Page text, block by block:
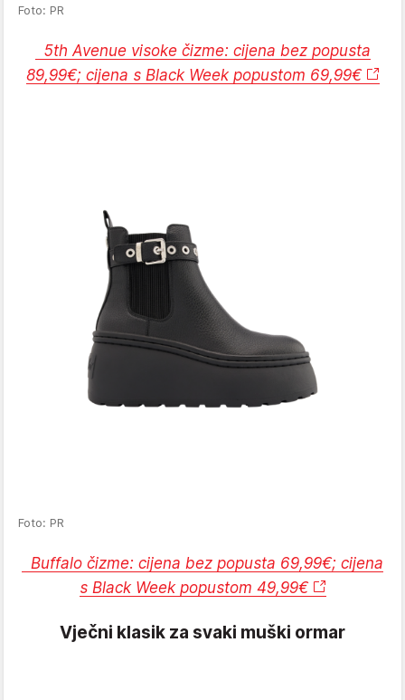
Foto: PR
5th Avenue visoke čizme: cijena bez popusta
89,99€; cijena s Black Week popustom 69,99€
Foto: PR
Buffalo čizme: cijena bez popusta 69,99€; cijena
s Black Week popustom 49,99€
Vječni klasik za svaki muški ormar